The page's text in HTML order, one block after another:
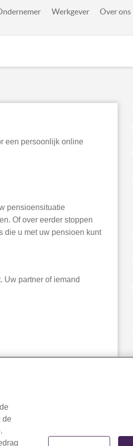
Werkgever Over ons
een persoonlijk online
pensioensituatie
Of over eerder stoppen
die u met uw pensioen kunt
Uw partner of iemand
de